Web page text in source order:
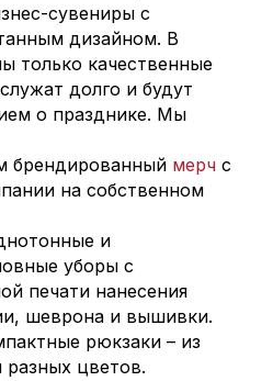
сувениры с
дизайном. В
только качественные
долго и будут
о празднике. Мы
брендированный мерч с
на собственном
и
уборы с
печати нанесения
шеврона и вышивки.
рюкзаки – из
разных цветов.